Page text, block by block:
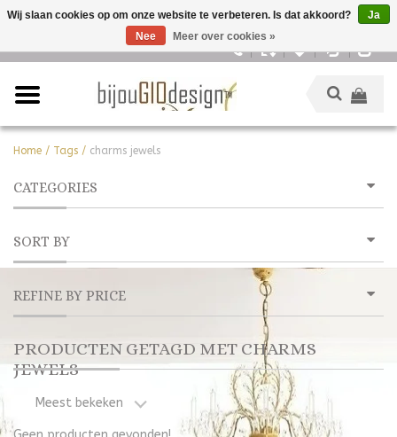
Home / Tags / charms jewels
CATEGORIES
SORT BY
REFINE BY PRICE
PRODUCTEN GETAGD MET CHARMS
JEWELS
Meest bekeken
Wij slaan cookies op om onze website te verbeteren. Is dat akkoord?
Ja
Nee
Meer over cookies »